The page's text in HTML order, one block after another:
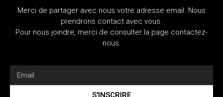
Merci de partager avec nous votre adresse email. Nous
prendrons contact avec vous.
Pour nous joindre, merci de consulter la page contactez-
nous.
S'INSCRIRE